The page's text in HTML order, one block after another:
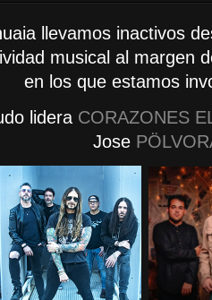
llevamos inactivos
musical al margen
en los que estamos
lidera CORAZONES
Jose